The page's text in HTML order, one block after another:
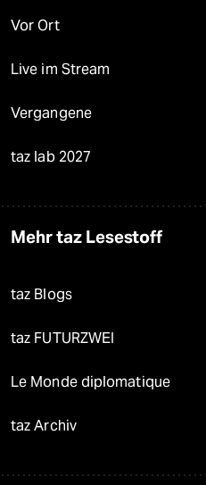
Vor Ort
Live im Stream
Vergangene
taz lab 2027
Mehr taz Lesestoff
taz Blogs
taz FUTURZWEI
Le Monde diplomatique
taz Archiv